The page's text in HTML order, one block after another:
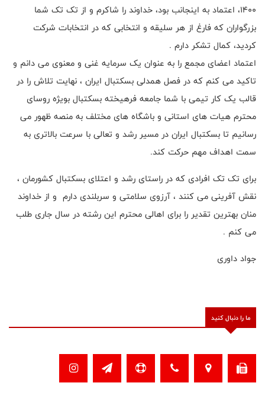
۱۴۰۰، اعتماد به اینجانب بود، خداوند را شاکرم و از تک تک شما
بزرگواران که فارغ از هر سلیقه و انتخابی که در انتخابات شرکت
کردید، کمال تشکر دارم .
اعتماد اعضای مجمع را به عنوان یک سرمایه غنی و معنوی می دانم و
تاکید می کنم که در فصل همدلی بسکتبال ایران ، نهایت تلاش را در
قالب یک کار تیمی با شما جامعه فرهیخته بسکتبال بویژه روسای
محترم هیات های استانی و باشگاه های مختلف به منصه ظهور می
رسانیم تا بسکتبال ایران در مسیر رشد و تعالی با سرعت بالاتری به
سمت اهداف مهم حرکت کند.
برای تک تک افرادی که در راستای رشد و اعتلای بسکتبال کشورمان ،
نقش آفرینی می کنند ، آرزوی سلامتی و سربلندی دارم ‌ و از خداوند
منان بهترین تقدیر را برای اهالی محترم این رشته در سال جاری طلب
می کنم .
جواد داوری
ما را دنبال کنید